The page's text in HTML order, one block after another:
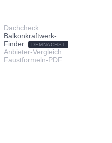
Dachcheck
Balkonkraftwerk-
Finder
DEMNÄCHST
Anbieter-Vergleich
Faustformeln-PDF